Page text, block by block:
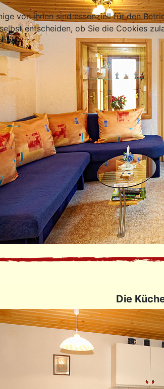
Die
von ihnen sind essenziell für den
entscheiden, ob Sie die Cookies